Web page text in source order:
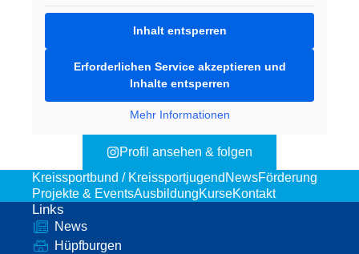
Inhalt entsperren
Erforderlichen Service akzeptieren und
Inhalte entsperren
Mehr Informationen
Profil ansehen & folgen
Kreissportbund / Kreissportjugend NewsFörderung
Projekte & EventsAusbildungKurseKontakt
Links
News
Hüpfburgen